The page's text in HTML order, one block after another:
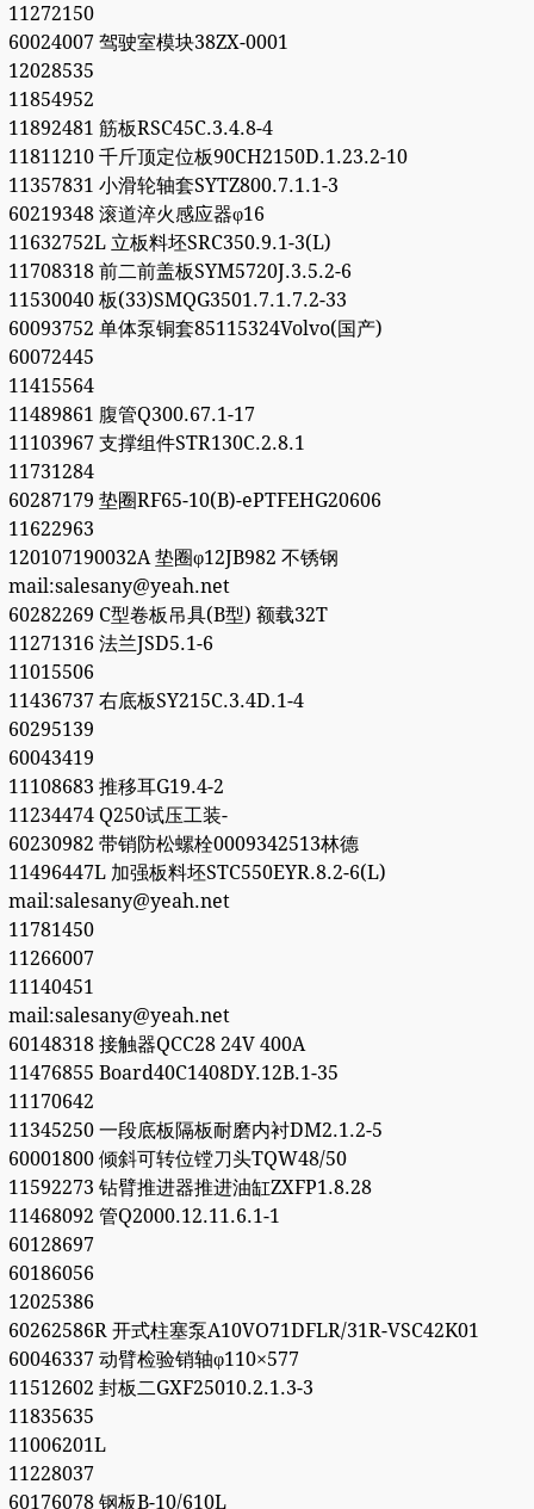
11272150
60024007 驾驶室模块38ZX-0001
12028535
11854952
11892481 筋板RSC45C.3.4.8-4
11811210 千斤顶定位板90CH2150D.1.23.2-10
11357831 小滑轮轴套SYTZ800.7.1.1-3
60219348 滚道淬火感应器φ16
11632752L 立板料坯SRC350.9.1-3(L)
11708318 前二前盖板SYM5720J.3.5.2-6
11530040 板(33)SMQG3501.7.1.7.2-33
60093752 单体泵铜套85115324Volvo(国产)
60072445
11415564
11489861 腹管Q300.67.1-17
11103967 支撑组件STR130C.2.8.1
11731284
60287179 垫圈RF65-10(B)-ePTFEHG20606
11622963
120107190032A 垫圈φ12JB982 不锈钢
mail:salesany@yeah.net
60282269 C型卷板吊具(B型) 额载32T
11271316 法兰JSD5.1-6
11015506
11436737 右底板SY215C.3.4D.1-4
60295139
60043419
11108683 推移耳G19.4-2
11234474 Q250试压工装-
60230982 带销防松螺栓0009342513林德
11496447L 加强板料坯STC550EYR.8.2-6(L)
mail:salesany@yeah.net
11781450
11266007
11140451
mail:salesany@yeah.net
60148318 接触器QCC28 24V 400A
11476855 Board40C1408DY.12B.1-35
11170642
11345250 一段底板隔板耐磨内衬DM2.1.2-5
60001800 倾斜可转位镗刀头TQW48/50
11592273 钻臂推进器推进油缸ZXFP1.8.28
11468092 管Q2000.12.11.6.1-1
60128697
60186056
12025386
60262586R 开式柱塞泵A10VO71DFLR/31R-VSC42K01
60046337 动臂检验销轴φ110×577
11512602 封板二GXF25010.2.1.3-3
11835635
11006201L
11228037
60176078 钢板B-10/610L